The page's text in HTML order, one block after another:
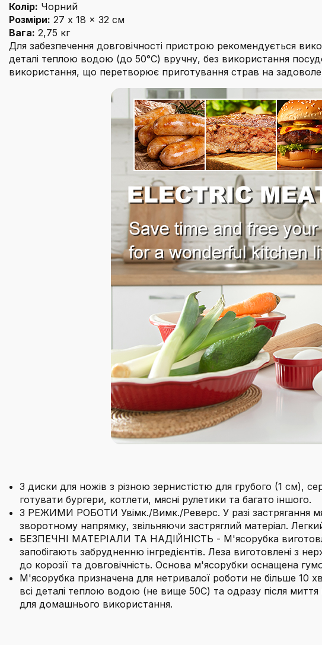
Колір: Чорний
Розміри: 27 x 18 x 32 см
Вага: 2,75 кг
Для забезпечення довговічності пристрою рекомендується
деталі теплою водою (до 50°C) вручну, без використання
використання, що перетворює приготування страв на
3 диски для ножів з різною зернистістю для грубого (1 см),
готувати бургери, котлети, мясні рулетики та багато іншого.
3 РЕЖИМИ РОБОТИ Увімк./Вимк./Реверс. У разі застрягання
зворотному напрямку, звільняючи застряглий матеріал.
БЕЗПЕЧНІ МАТЕРІАЛИ ТА НАДІЙНІСТЬ - М'ясорубка
запобігають забрудненню інгредієнтів. Леза виготовлені з
до корозії та довговічність. Основа м'ясорубки оснащена
М'ясорубка призначена для нетривалої роботи не більше 10
всі деталі теплою водою (не вище 50C) та одразу після
для домашнього використання.